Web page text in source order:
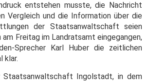
entstehen musste, die Nachricht
Vergleich und die Information über die
der Staatsanwaltschaft seien
Freitag im Landratsamt eingegangen,
Sprecher Karl Huber die zeitlichen
klar.
Staatsanwaltschaft Ingolstadt, in dem